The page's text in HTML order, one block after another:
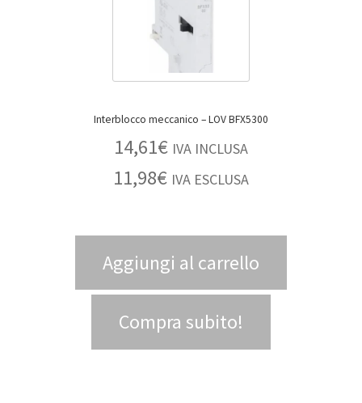
Interblocco meccanico – LOV BFX5300
14,61€ IVA INCLUSA
11,98€ IVA ESCLUSA
Aggiungi al carrello
Compra subito!